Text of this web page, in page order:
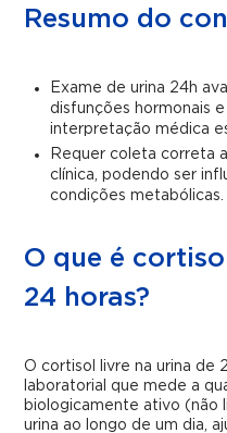
Resumo do
Exame de urina 24h
disfunções hormonais
interpretação médica
Requer coleta correta
clínica, podendo ser
condições metabólicas.
O que é
24 horas?
O cortisol livre na urina de
laboratorial que mede a
biologicamente ativo (não
urina ao longo de um dia,